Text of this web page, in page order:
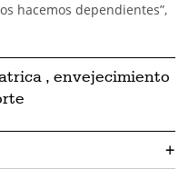
hacemos dependientes”,
, envejecimiento
+